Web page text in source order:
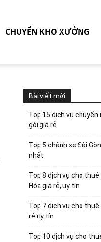
CHUYỂN KHO XƯỞNG
Bài viết mới
Top 15 dịch vụ chuyển
gói giá rẻ
Top 5 chành xe Sài
nhất
Top 8 dịch vụ cho
Hòa giá rẻ, uy tín
Top 7 dịch vụ cho
rẻ uy tín
Top 10 dịch vụ cho